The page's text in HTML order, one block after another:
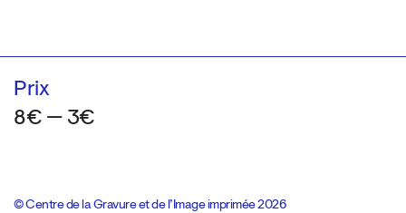
Prix
8€ — 3€
© Centre de la Gravure et de l’Image imprimée 2026